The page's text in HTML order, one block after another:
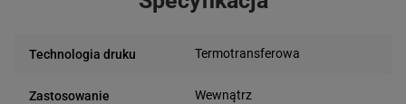
Technologia druku Termotransferowa
Zastosowanie
Wewnątrz